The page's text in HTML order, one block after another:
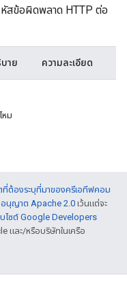
สข้อผิดพลาด HTTP ต่อ
าย ความละเอียด
หม
ต้องระบุที่มาของครีเอทีฟคอม
อนุญาต Apache 2.0เว้นแต่จะ
บไซต์ Google Developers
และ/หรือบริษัทในเครือ